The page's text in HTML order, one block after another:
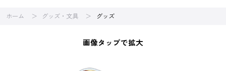
ホーム グッズ・文具 グッズ
画像タップで拡大